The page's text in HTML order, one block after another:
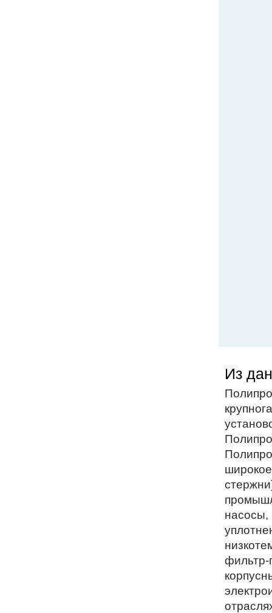
Из
насосы,
фильтр-